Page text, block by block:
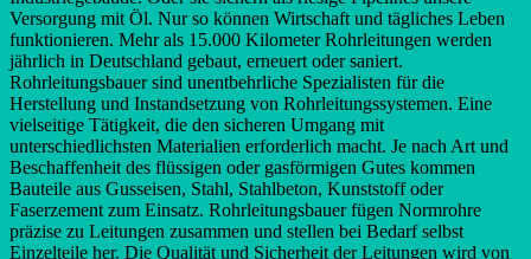
Versorgung mit Öl. Nur so können Wirtschaft und tägliches Leben
funktionieren. Mehr als 15.000 Kilometer Rohrleitungen werden
jährlich in Deutschland gebaut, erneuert oder saniert.
Rohrleitungsbauer sind unentbehrliche Spezialisten für die
Herstellung und Instandsetzung von Rohrleitungssystemen. Eine
vielseitige Tätigkeit, die den sicheren Umgang mit
unterschiedlichsten Materialien erforderlich macht. Je nach Art und
Beschaffenheit des flüssigen oder gasförmigen Gutes kommen
Bauteile aus Gusseisen, Stahl, Stahlbeton, Kunststoff oder
Faserzement zum Einsatz. Rohrleitungsbauer fügen Normrohre
präzise zu Leitungen zusammen und stellen bei Bedarf selbst
Einzelteile her. Die Qualität und Sicherheit der Leitungen wird von